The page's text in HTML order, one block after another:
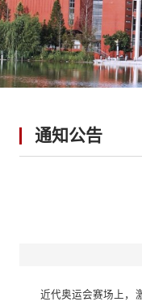
通知公告
近代奥运会赛场上，